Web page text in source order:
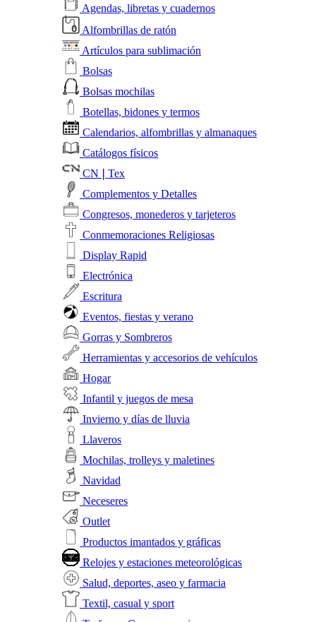
Agendas, libretas y cuadernos
Alfombrillas de ratón
Artículos para sublimación
Bolsas
Bolsas mochilas
Botellas, bidones y termos
Calendarios, alfombrillas y almanaques
Catálogos físicos
CN❘Tex
Complementos y Detalles
Congresos, monederos y tarjeteros
Conmemoraciones Religiosas
Display Rapid
Electrónica
Escritura
Eventos, fiestas y verano
Gorras y Sombreros
Herramientas y accesorios de vehículos
Hogar
Infantil y juegos de mesa
Invierno y días de lluvia
Llaveros
Mochilas, trolleys y maletines
Navidad
Neceseres
Outlet
Productos imantados y gráficas
Relojes y estaciones meteorológicas
Salud, deportes, aseo y farmacia
Textil, casual y sport